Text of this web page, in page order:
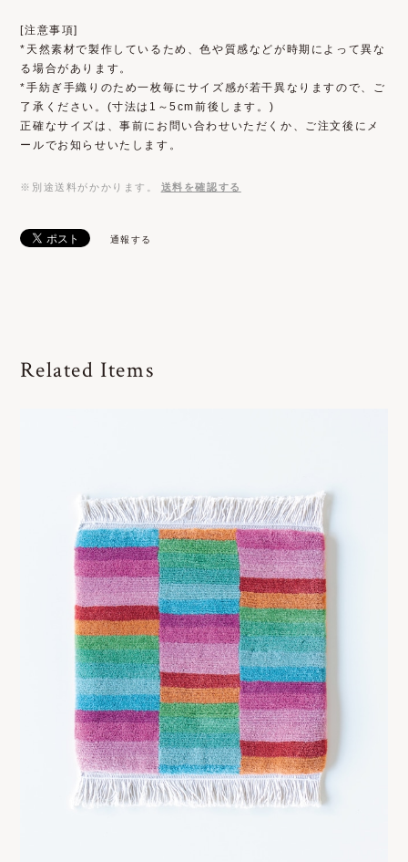
[注意事項]
*天然素材で製作しているため、色や質感などが時期によって異な
る場合があります。
*手紡ぎ手織りのため一枚毎にサイズ感が若干異なりますので、ご
了承ください。(寸法は1～5cm前後します。)
正確なサイズは、事前にお問い合わせいただくか、ご注文後にメ
ールでお知らせいたします。
※別途送料がかかります。 送料を確認する
通報する
Related Items